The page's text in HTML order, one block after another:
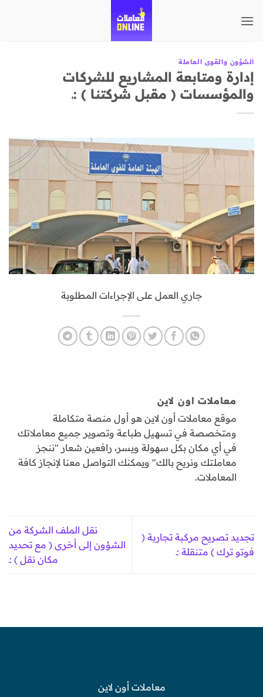
للمحتوى
الشؤون والقوى العاملة
إدارة ومتابعة المشاريع للشركات
والمؤسسات ( مقبل شركتنا ) :ـ
جاري العمل على الإجراءات المطلوبة
معاملات اون لاين
موقع معاملات أون لاين هو أول منصة متكاملة
ومتخصصة في تسهيل طباعة وتصوير جميع معاملاتك
في أي مكان بكل سهولة ويسر، رافعين شعار "ننجز
معاملتك ونريح بالك" ويمكنك التواصل معنا لإنجاز كافة
المعاملات.
تجديد تصريح مركبة تجارية (
فوتو ترك ) متنقلة :ـ
نقل الملف الشركة من
الشؤون إلى أخرى ( مع تحديد
مكان نقل ) :ـ
معاملات أون لاين